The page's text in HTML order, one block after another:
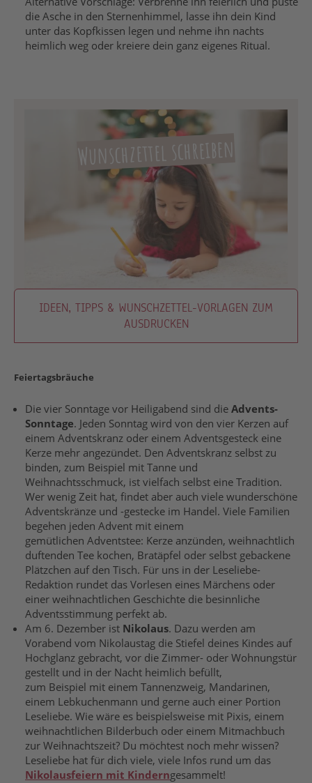
die Asche in den Sternenhimmel, lasse ihn dein Kind
unter das Kopfkissen legen und nehme ihn nachts
heimlich weg oder kreiere dein ganz eigenes Ritual.
Wunschzettel schreiben
IDEEN, TIPPS & WUNSCHZETTEL-VORLAGEN ZUM
AUSDRUCKEN
Feiertagsbräuche
Die vier Sonntage vor Heiligabend sind die Advents-
Sonntage. Jeden Sonntag wird von den vier Kerzen auf
einem Adventskranz oder einem Adventsgesteck eine
Kerze mehr angezündet. Den Adventskranz selbst zu
binden, zum Beispiel mit Tanne und
Weihnachtsschmuck, ist vielfach selbst eine Tradition.
Wer wenig Zeit hat, findet aber auch viele wunderschöne
Adventskränze und -gestecke im Handel. Viele Familien
begehen jeden Advent mit einem
gemütlichen Adventstee: Kerze anzünden, weihnachtlich
duftenden Tee kochen, Bratäpfel oder selbst gebackene
Plätzchen auf den Tisch. Für uns in der Leseliebe-
Redaktion rundet das Vorlesen eines Märchens oder
einer weihnachtlichen Geschichte die besinnliche
Adventsstimmung perfekt ab.
Am 6. Dezember ist Nikolaus. Dazu werden am
Vorabend vom Nikolaustag die Stiefel deines Kindes auf
Hochglanz gebracht, vor die Zimmer- oder Wohnungstür
gestellt und in der Nacht heimlich befüllt,
zum Beispiel mit einem Tannenzweig, Mandarinen,
einem Lebkuchenmann und gerne auch einer Portion
Leseliebe. Wie wäre es beispielsweise mit Pixis, einem
weihnachtlichen Bilderbuch oder einem Mitmachbuch
zur Weihnachtszeit? Du möchtest noch mehr wissen?
Leseliebe hat für dich viele, viele Infos rund um das
Nikolausfeiern mit Kinderngesammelt!